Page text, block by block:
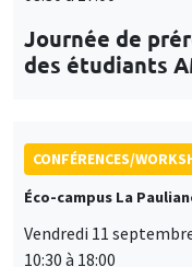
Journée de
des étudiants
CONFÉRENCES/
Éco-campus La
Vendredi 11
10:30 à 18:00